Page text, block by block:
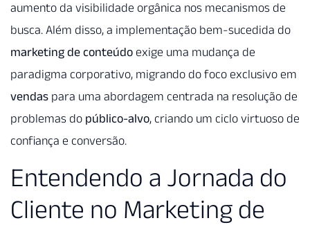
aumento da visibilidade orgânica nos mecanismos de
busca. Além disso, a implementação bem-sucedida do
marketing de conteúdo exige uma mudança de
paradigma corporativo, migrando do foco exclusivo em
vendas para uma abordagem centrada na resolução de
problemas do público-alvo, criando um ciclo virtuoso de
confiança e conversão.
Entendendo a Jornada do
Cliente no Marketing de